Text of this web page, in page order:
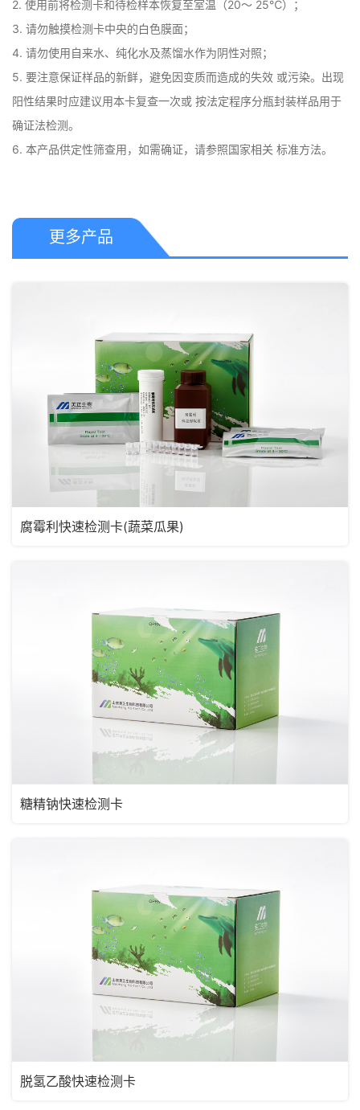
2. 使用前将检测卡和待检样本恢复至室温（20～ 25℃）；
3. 请勿触摸检测卡中央的白色膜面；
4. 请勿使用自来水、纯化水及蒸馏水作为阴性对照；
5. 要注意保证样品的新鲜，避免因变质而造成的失效 或污染。出现
阳性结果时应建议用本卡复查一次或 按法定程序分瓶封装样品用于
确证法检测。
6. 本产品供定性筛查用，如需确证，请参照国家相关 标准方法。
更多产品
腐霉利快速检测卡(蔬菜瓜果)
糖精钠快速检测卡
脱氢乙酸快速检测卡